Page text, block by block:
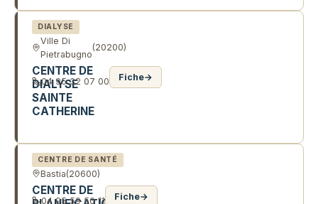
DIALYSE
Ville Di
Pietrabugno
(20200)
CENTRE DE
DIALYSE
SAINTE
CATHERINE
04 95 32 07 00 Fiche→
CENTRE DE SANTÉ
Bastia(20600)
CENTRE DE
04 95 59 50 11 Fiche→